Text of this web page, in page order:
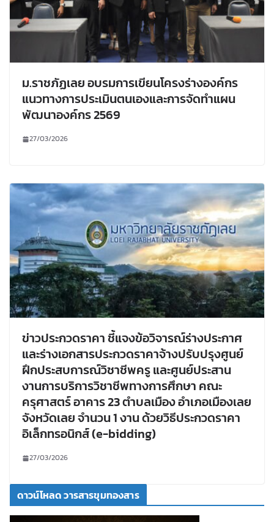
ม.ราชภัฏเลย อบรมการเขียนโครงร่างองค์กร
แนวทางการประเมินตนเองและการจัดทำแผน
พัฒนาองค์กร 2569
27/03/2026
ข่าวประกวดราคา ชี้แจงข้อวิจารณ์ร่างประกาศ
และร่างเอกสารประกวดราคาจ้างปรับปรุงศูนย์
ฝึกประสบการณ์วิชาชีพครู และศูนย์ประสาน
งานการบริการวิชาชีพทางการศึกษา คณะ
ครุศาสตร์ อาคาร 23 ตำบลเมือง อำเภอเมืองเลย
จังหวัดเลย จำนวน 1 งาน ด้วยวิธีประกวดราคา
อิเล็กทรอนิกส์ (e-bidding)
27/03/2026
ดาวน์โหลด วารสารขุมทองสาร